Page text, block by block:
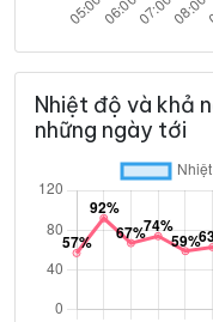
Nhiệt độ và khả
những ngày tới